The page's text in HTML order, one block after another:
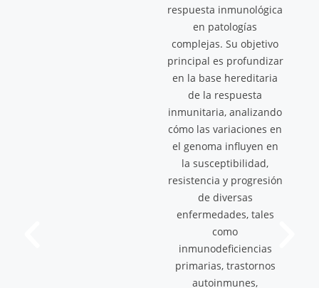
de fármacos y
compuestos bioactivos
en la regulación de la
respuesta inmunitaria.
El objetivo central es
comprender su
influencia en procesos
patológicos y fisiológicos
para el desarrollo de
nuevas estrategias
terapéuticas. Mediante
la integración de la
química médica, la
biología celular, la
inmunología
traslacional y la
bioinformática, esta